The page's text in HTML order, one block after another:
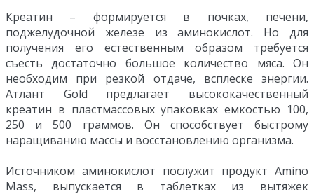
Креатин – формируется в почках, печени,
поджелудочной железе из аминокислот. Но для
получения его естественным образом требуется
съесть достаточно большое количество мяса. Он
необходим при резкой отдаче, всплеске энергии.
Атлант Gold предлагает высококачественный
креатин в пластмассовых упаковках емкостью 100,
250 и 500 граммов. Он способствует быстрому
наращиванию массы и восстановлению организма.
Источником аминокислот послужит продукт Amino
Mass, выпускается в таблетках из вытяжек